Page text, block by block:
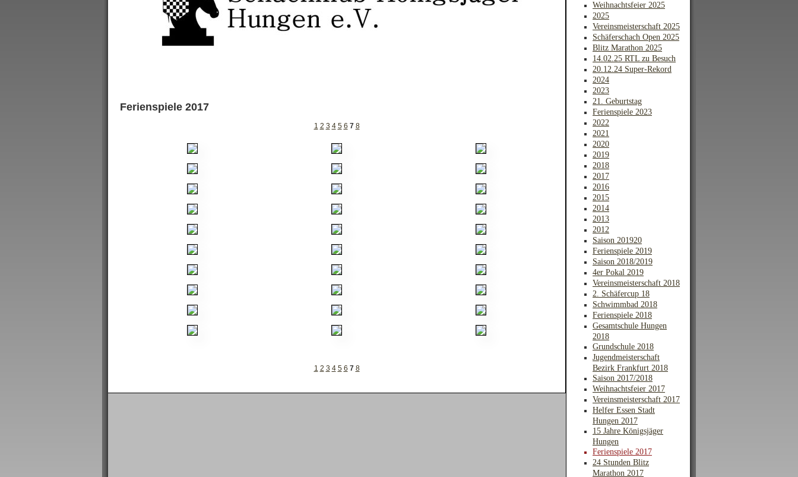
Ferienspiele 2017
1 2 3 4 5 6 7 8
1 2 3 4 5 6 7 8
Weihnachtsfeier 2025
2025
Vereinsmeisterschaft 2025
Schäferschach Open 2025
Blitz Marathon 2025
14.02.25 RTL zu Besuch
20.12.24 Super-Rekord
2024
2023
21. Geburtstag
Ferienspiele 2023
2022
2021
2020
2019
2018
2017
2016
2015
2014
2013
2012
Saison 201920
Ferienspiele 2019
Saison 2018/2019
4er Pokal 2019
Vereinsmeisterschaft 2018
2. Schäfercup 18
Schwimmbad 2018
Ferienspiele 2018
Gesamtschule Hungen
2018
Grundschule 2018
Jugendmeisterschaft
Bezirk Frankfurt 2018
Saison 2017/2018
Weihnachtsfeier 2017
Vereinsmeisterschaft 2017
Helfer Essen Stadt
Hungen 2017
15 Jahre Königsjäger
Hungen
Ferienspiele 2017
24 Stunden Blitz
Marathon 2017